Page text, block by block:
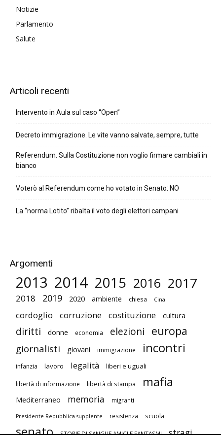
Notizie
Parlamento
Salute
Articoli recenti
Intervento in Aula sul caso “Open”
Decreto immigrazione. Le vite vanno salvate, sempre, tutte
Referendum. Sulla Costituzione non voglio firmare cambiali in
bianco
Voterò al Referendum come ho votato in Senato: NO
La “norma Lotito” ribalta il voto degli elettori campani
Argomenti
2013 2014 2015 2016 2017
2018 2019 2020 ambiente chiesa Cina
cordoglio corruzione costituzione cultura
diritti donne economia elezioni europa
giornalisti giovani immigrazione incontri
infanzia lavoro legalità liberi e uguali
libertà di informazione libertà di stampa mafia
Mediterraneo memoria migranti
Presidente Repubblica supplente resistenza scuola
senato